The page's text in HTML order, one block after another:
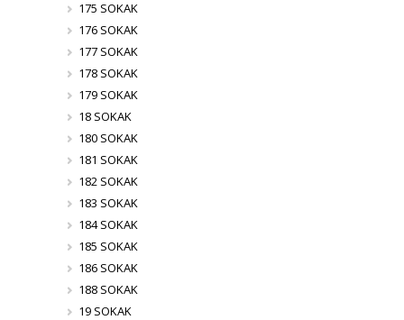
175 SOKAK
176 SOKAK
177 SOKAK
178 SOKAK
179 SOKAK
18 SOKAK
180 SOKAK
181 SOKAK
182 SOKAK
183 SOKAK
184 SOKAK
185 SOKAK
186 SOKAK
188 SOKAK
19 SOKAK